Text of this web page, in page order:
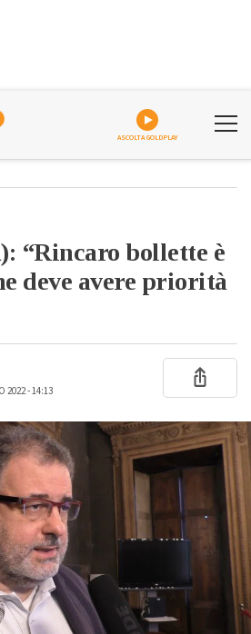
ASCOLTA GOLDPLAY
“Rincaro bollette è
deve avere priorità
2022 - 14:13